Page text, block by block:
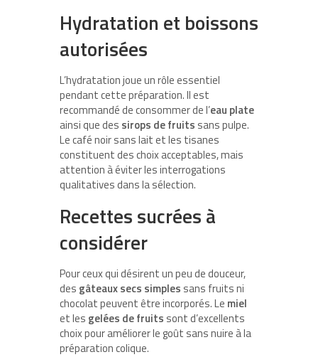
Hydratation et boissons
autorisées
L’hydratation joue un rôle essentiel
pendant cette préparation. Il est
recommandé de consommer de l’eau plate
ainsi que des sirops de fruits sans pulpe.
Le café noir sans lait et les tisanes
constituent des choix acceptables, mais
attention à éviter les interrogations
qualitatives dans la sélection.
Recettes sucrées à
considérer
Pour ceux qui désirent un peu de douceur,
des gâteaux secs simples sans fruits ni
chocolat peuvent être incorporés. Le miel
et les gelées de fruits sont d’excellents
choix pour améliorer le goût sans nuire à la
préparation colique.